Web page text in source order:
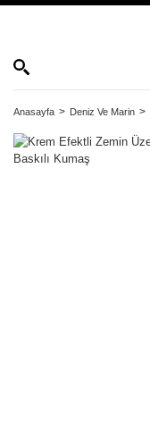
Anasayfa Deniz Ve Marin